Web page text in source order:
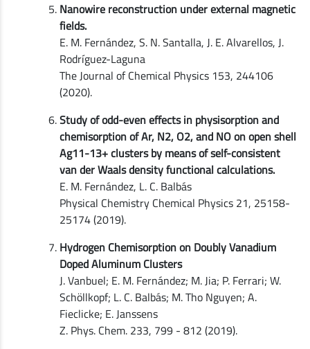
Nanowire reconstruction under external magnetic
fields.
E. M. Fernández, S. N. Santalla, J. E. Alvarellos, J.
Rodríguez-Laguna
The Journal of Chemical Physics 153, 244106
(2020).
Study of odd-even effects in physisorption and
chemisorption of Ar, N2, O2, and NO on open shell
Ag11-13+ clusters by means of self-consistent
van der Waals density functional calculations.
E. M. Fernández, L. C. Balbás
Physical Chemistry Chemical Physics 21, 25158-
25174 (2019).
Hydrogen Chemisorption on Doubly Vanadium
Doped Aluminum Clusters
J. Vanbuel; E. M. Fernández; M. Jia; P. Ferrari; W.
Schöllkopf; L. C. Balbás; M. Tho Nguyen; A.
Fieclicke; E. Janssens
Z. Phys. Chem. 233, 799 - 812 (2019).